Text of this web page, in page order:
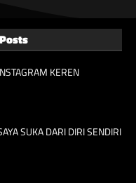
KEREN
SUKA DARI DIRI SENDIRI